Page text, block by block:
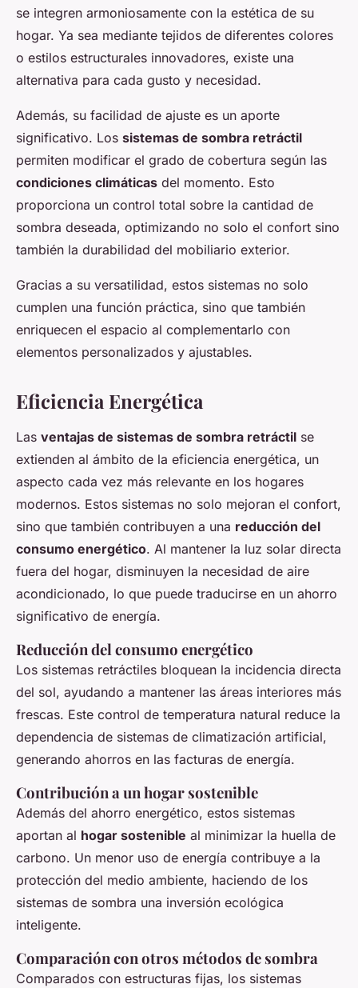
se integren armoniosamente con la estética de su
hogar. Ya sea mediante tejidos de diferentes colores
o estilos estructurales innovadores, existe una
alternativa para cada gusto y necesidad.
Además, su facilidad de ajuste es un aporte
significativo. Los sistemas de sombra retráctil
permiten modificar el grado de cobertura según las
condiciones climáticas del momento. Esto
proporciona un control total sobre la cantidad de
sombra deseada, optimizando no solo el confort sino
también la durabilidad del mobiliario exterior.
Gracias a su versatilidad, estos sistemas no solo
cumplen una función práctica, sino que también
enriquecen el espacio al complementarlo con
elementos personalizados y ajustables.
Eficiencia Energética
Las ventajas de sistemas de sombra retráctil se
extienden al ámbito de la eficiencia energética, un
aspecto cada vez más relevante en los hogares
modernos. Estos sistemas no solo mejoran el confort,
sino que también contribuyen a una reducción del
consumo energético. Al mantener la luz solar directa
fuera del hogar, disminuyen la necesidad de aire
acondicionado, lo que puede traducirse en un ahorro
significativo de energía.
Reducción del consumo energético
Los sistemas retráctiles bloquean la incidencia directa
del sol, ayudando a mantener las áreas interiores más
frescas. Este control de temperatura natural reduce la
dependencia de sistemas de climatización artificial,
generando ahorros en las facturas de energía.
Contribución a un hogar sostenible
Además del ahorro energético, estos sistemas
aportan al hogar sostenible al minimizar la huella de
carbono. Un menor uso de energía contribuye a la
protección del medio ambiente, haciendo de los
sistemas de sombra una inversión ecológica
inteligente.
Comparación con otros métodos de sombra
Comparados con estructuras fijas, los sistemas